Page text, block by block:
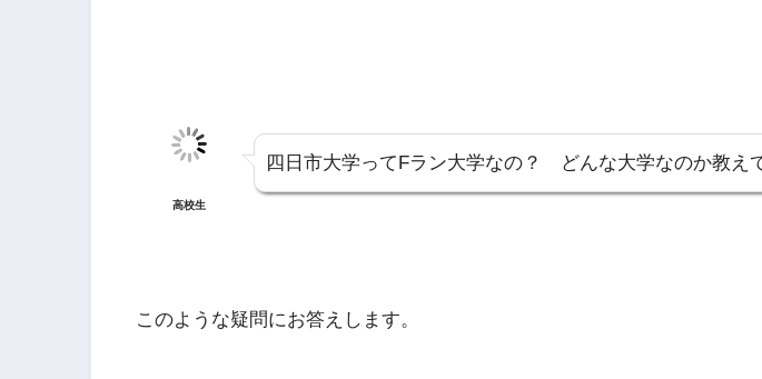
高校生
四日市大学ってFラン大学なの？ どんな大学なのか教え
このような疑問にお答えします。